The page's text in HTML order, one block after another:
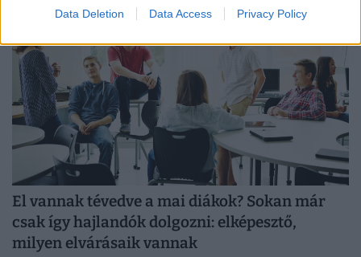
Data Deletion Data Access Privacy Policy
El vannak tévedve a mai diákok? Sokan már
csak így hajlandók dolgozni: elképesztő,
milyen elvárásaik vannak